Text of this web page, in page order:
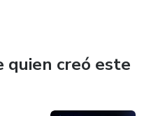
quien creó este